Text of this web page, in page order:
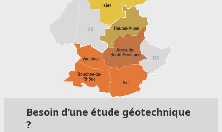
Besoin d’une étude géotechnique
?